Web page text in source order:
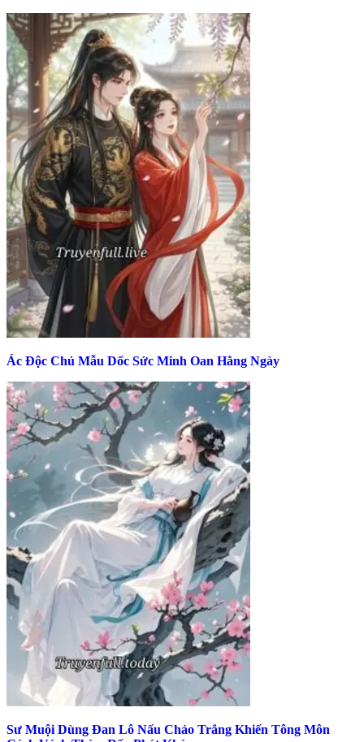
Ác Độc Chủ Mẫu Dốc Sức Minh Oan Hằng Ngày
Sư Muội Dùng Đan Lô Nấu Cháo Trắng Khiến Tông Môn